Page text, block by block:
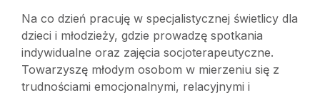
Na co dzień pracuję w specjalistycznej świetlicy dla
dzieci i młodzieży, gdzie prowadzę spotkania
indywidualne oraz zajęcia socjoterapeutyczne.
Towarzyszę młodym osobom w mierzeniu się z
trudnościami emocjonalnymi, relacyjnymi i